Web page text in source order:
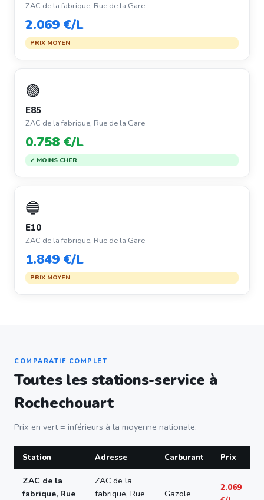
ZAC de la fabrique, Rue de la Gare
2.069 €/L
PRIX MOYEN
🟢
E85
ZAC de la fabrique, Rue de la Gare
0.758 €/L
✓ MOINS CHER
🔵
E10
ZAC de la fabrique, Rue de la Gare
1.849 €/L
PRIX MOYEN
COMPARATIF COMPLET
Toutes les stations-service à
Rochechouart
Prix en vert = inférieurs à la moyenne nationale.
Station Adresse Carburant Prix
ZAC de la
fabrique, Rue
ZAC de la
fabrique, Rue
Gazole
2.069